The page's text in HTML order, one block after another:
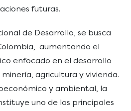
futuras.
de Desarrollo, se busca
aumentando el
enfocado en el desarrollo
agricultura y vivienda.
y ambiental, la
uno de los principales